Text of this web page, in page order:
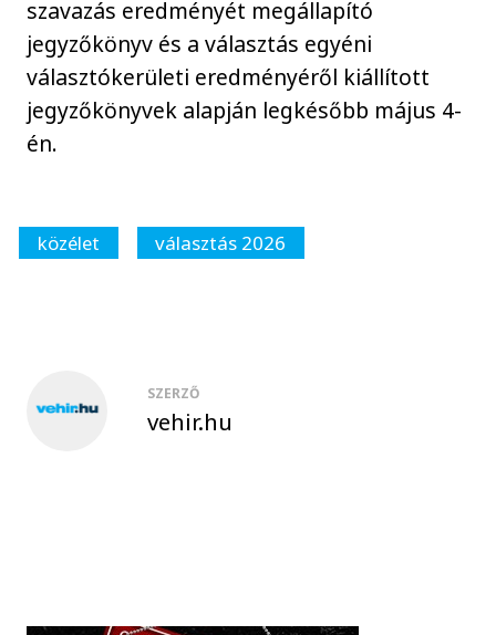
szavazás eredményét megállapító
jegyzőkönyv és a választás egyéni
választókerületi eredményéről kiállított
jegyzőkönyvek alapján legkésőbb május 4-
én.
közélet választás 2026
SZERZŐ
vehir.hu